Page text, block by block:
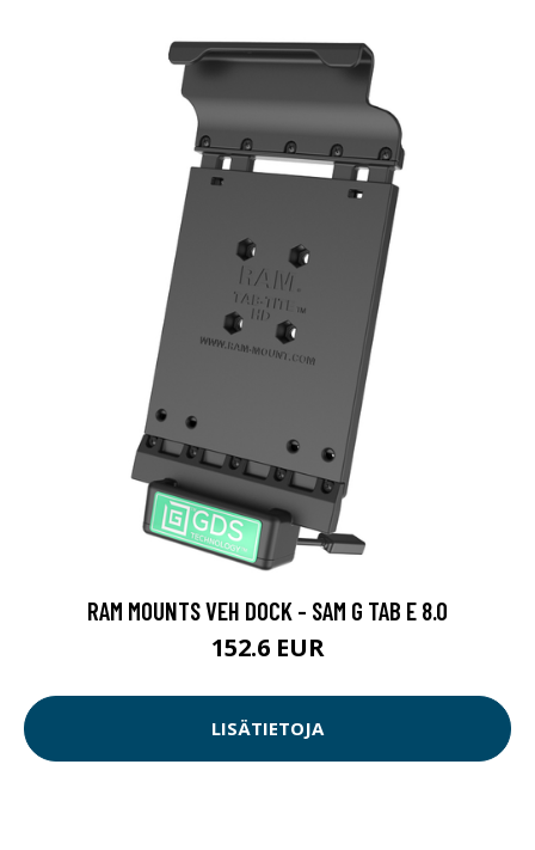
RAM MOUNTS VEH DOCK - SAM G TAB E 8.0
152.6 EUR
LISÄTIETOJA